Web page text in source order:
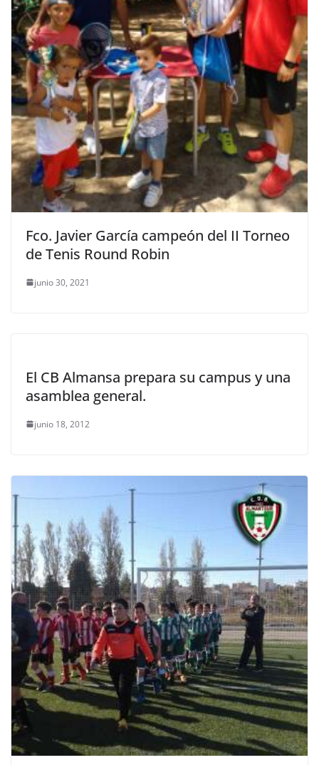
Fco. Javier García campeón del II Torneo
de Tenis Round Robin
junio 30, 2021
El CB Almansa prepara su campus y una
asamblea general.
junio 18, 2012